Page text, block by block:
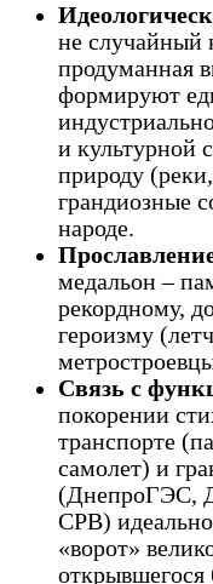
не случайный
продуманная
формируют
и культурной
природу
грандиозные
народе.
медальон –
рекордному,
героизму
Связь с
покорении
транспорте
самолет) и
(ДнепроГЭС,
СРВ)
«ворот»
открывшегося